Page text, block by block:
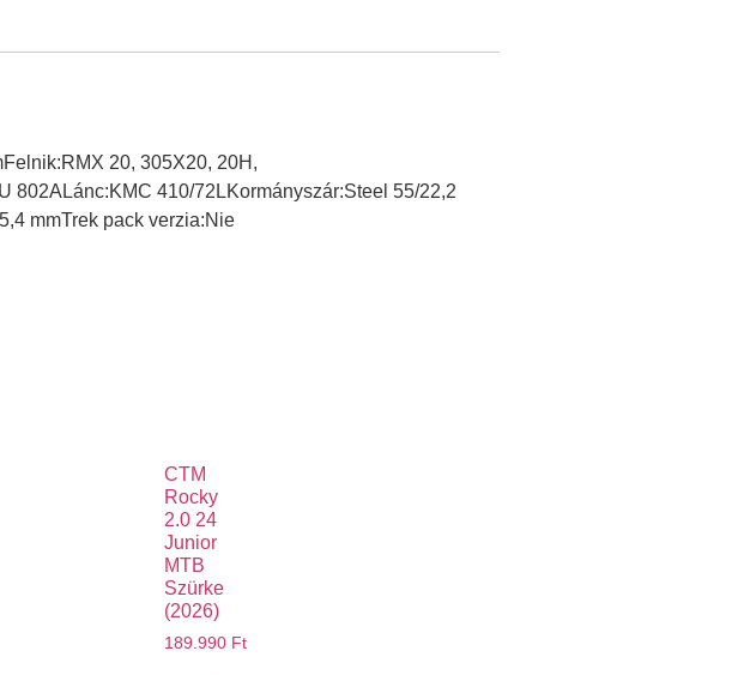
20, 305X20, 20H,
802ALánc:KMC 410/72LKormányszár:Steel 55/22,2
mmTrek pack verzia:Nie
CTM
Rocky
2.0 24
Junior
MTB
Szürke
(2026)
189.990 Ft